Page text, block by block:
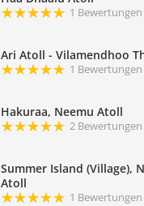
1 Bewertungen
Ari Atoll - Vilamendhoo
1 Bewertungen
Hakuraa, Neemu Atoll
2 Bewertungen
Summer Island (Village),
Atoll
1 Bewertungen